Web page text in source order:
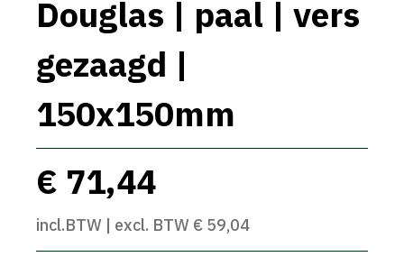
Douglas | paal | vers
gezaagd |
150x150mm
€ 71,44
incl.BTW | excl. BTW € 59,04